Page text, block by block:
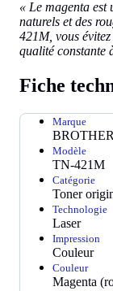
« Le magenta
naturels et des
421M, vous évitez
qualité constante
Fiche
Marque
BROTHER
Modèle
TN-421M
Catégorie
Toner
Technologie
Laser
Impression
Couleur
Couleur
Magenta